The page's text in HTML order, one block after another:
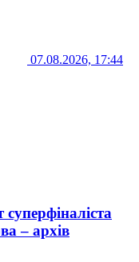
07.08.2026, 17:44
– архів